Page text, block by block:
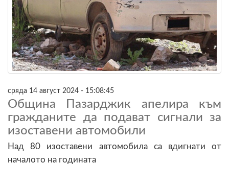
сряда 14 август 2024 - 15:08:45
Община Пазарджик апелира към
гражданите да подават сигнали за
изоставени автомобили
Над 80 изоставени автомобила са вдигнати от
началото на годината